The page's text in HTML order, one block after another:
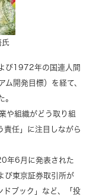
氏
び1972年の国連人間
開発目標）を経て、
。
や組織がどう取り組
責任」に注目しながら
年6月に発表された
び東京証券取引所が
ブック」など、「投